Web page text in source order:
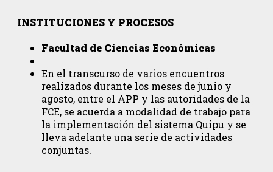
INSTITUCIONES Y PROCESOS
Facultad de Ciencias Económicas
En el transcurso de varios encuentros
realizados durante los meses de junio y
agosto, entre el APP y las autoridades de la
FCE, se acuerda a modalidad de trabajo para
la implementación del sistema Quipu y se
lleva adelante una serie de actividades
conjuntas.